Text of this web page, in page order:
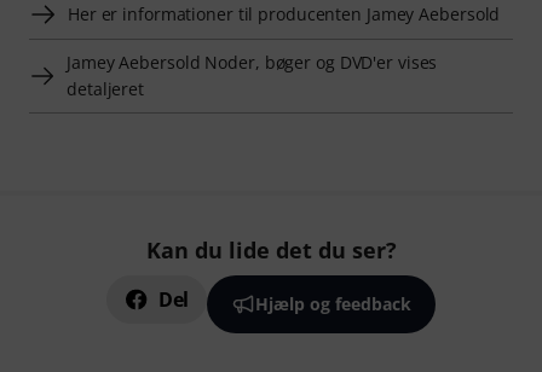
Her er informationer til producenten Jamey Aebersold
Jamey Aebersold Noder, bøger og DVD'er vises
detaljeret
Kan du lide det du ser?
Del Hjælp og feedback